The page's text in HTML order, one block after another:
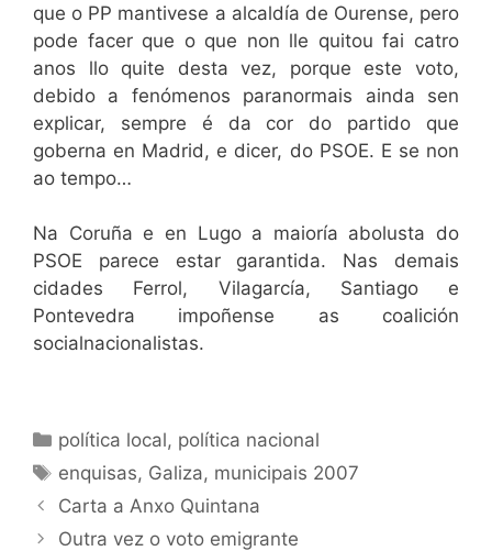
que o PP mantivese a alcaldía de Ourense, pero
pode facer que o que non lle quitou fai catro
anos llo quite desta vez, porque este voto,
debido a fenómenos paranormais ainda sen
explicar, sempre é da cor do partido que
goberna en Madrid, e dicer, do PSOE. E se non
ao tempo…
Na Coruña e en Lugo a maioría abolusta do
PSOE parece estar garantida. Nas demais
cidades Ferrol, Vilagarcía, Santiago e
Pontevedra impoñense as coalición
socialnacionalistas.
Categorías
política local, política nacional
Etiquetas
enquisas, Galiza, municipais 2007
Carta a Anxo Quintana
Outra vez o voto emigrante